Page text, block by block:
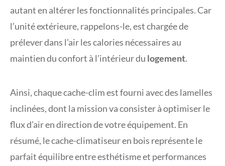
autant en altérer les fonctionnalités principales. Car
l’unité extérieure, rappelons-le, est chargée de
prélever dans l’air les calories nécessaires au
maintien du confort à l’intérieur du logement.
Ainsi, chaque cache-clim est fourni avec des lamelles
inclinées, dont la mission va consister à optimiser le
flux d’air en direction de votre équipement. En
résumé, le cache-climatiseur en bois représente le
parfait équilibre entre esthétisme et performances